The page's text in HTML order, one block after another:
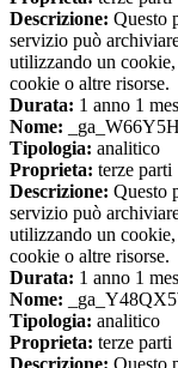
Descrizione: Questo
servizio può
utilizzando un
cookie o altre risorse.
Durata: 1 anno 1
Nome:
Tipologia: analitico
Proprieta: terze parti
Descrizione: Questo
servizio può
utilizzando un
cookie o altre risorse.
Durata: 1 anno 1
Nome:
Tipologia: analitico
Proprieta: terze parti